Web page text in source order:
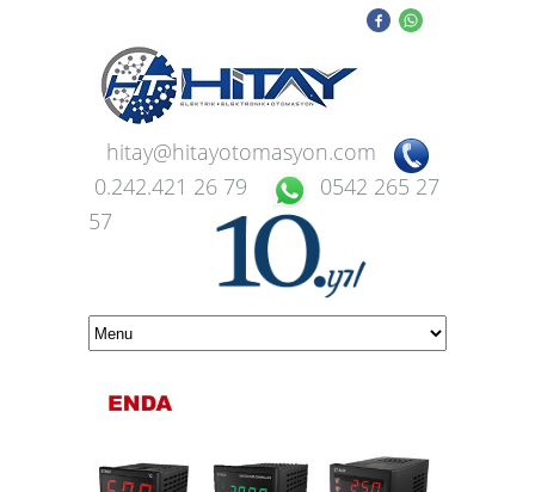
hitay@hitayotomasyon.com
0.242.421 26 79
0542 265 27
57